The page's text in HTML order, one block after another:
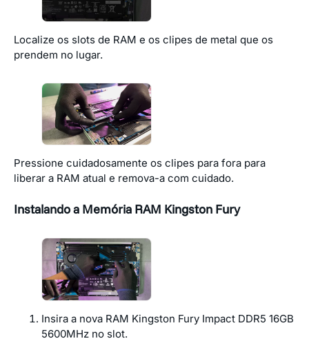
Localize os slots de RAM e os clipes de metal que os
prendem no lugar.
Pressione cuidadosamente os clipes para fora para
liberar a RAM atual e remova-a com cuidado.
Instalando a Memória RAM Kingston Fury
Insira a nova RAM Kingston Fury Impact DDR5 16GB
5600MHz no slot.